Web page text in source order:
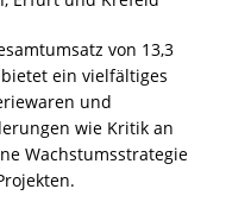
von 13,3
ein vielfältiges
und
wie Kritik an
Wachstumsstrategie